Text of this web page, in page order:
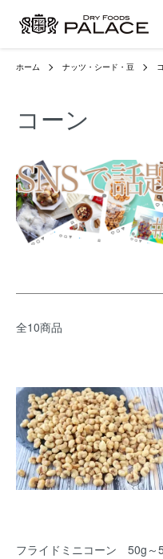
ホーム ナッツ・シード・豆
コーン
全10商品
フライドミニコーン 50g～